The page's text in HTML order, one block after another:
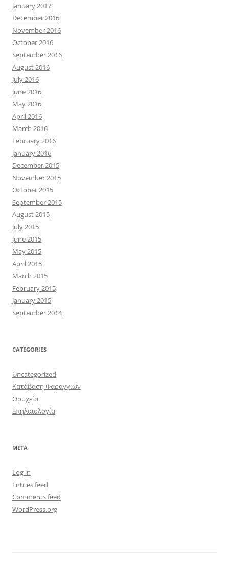
January 2017
December 2016
November 2016
October 2016
September 2016
August 2016
July 2016
June 2016
May 2016
April 2016
March 2016
February 2016
January 2016
December 2015
November 2015
October 2015
September 2015
August 2015
July 2015
June 2015
May 2015
April 2015
March 2015
February 2015
January 2015
September 2014
CATEGORIES
Uncategorized
Κατάβαση Φαραγγιών
Ορυχεία
Σπηλαιολογία
META
Log in
Entries feed
Comments feed
WordPress.org